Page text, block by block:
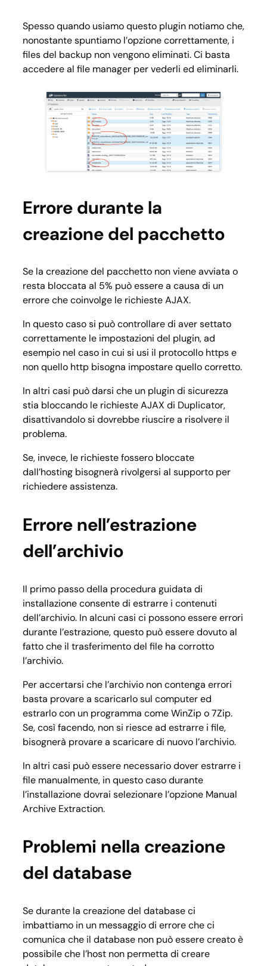
Spesso quando usiamo questo plugin notiamo che,
nonostante spuntiamo l’opzione correttamente, i
files del backup non vengono eliminati. Ci basta
accedere al file manager per vederli ed eliminarli.
Errore durante la
creazione del pacchetto
Se la creazione del pacchetto non viene avviata o
resta bloccata al 5% può essere a causa di un
errore che coinvolge le richieste AJAX.
In questo caso si può controllare di aver settato
correttamente le impostazioni del plugin, ad
esempio nel caso in cui si usi il protocollo https e
non quello http bisogna impostare quello corretto.
In altri casi può darsi che un plugin di sicurezza
stia bloccando le richieste AJAX di Duplicator,
disattivandolo si dovrebbe riuscire a risolvere il
problema.
Se, invece, le richieste fossero bloccate
dall’hosting bisognerà rivolgersi al supporto per
richiedere assistenza.
Errore nell’estrazione
dell’archivio
Il primo passo della procedura guidata di
installazione consente di estrarre i contenuti
dell’archivio. In alcuni casi ci possono essere errori
durante l’estrazione, questo può essere dovuto al
fatto che il trasferimento del file ha corrotto
l’archivio.
Per accertarsi che l’archivio non contenga errori
basta provare a scaricarlo sul computer ed
estrarlo con un programma come WinZip o 7Zip.
Se, così facendo, non si riesce ad estrarre i file,
bisognerà provare a scaricare di nuovo l’archivio.
In altri casi può essere necessario dover estrarre i
file manualmente, in questo caso durante
l’installazione dovrai selezionare l’opzione Manual
Archive Extraction.
Problemi nella creazione
del database
Se durante la creazione del database ci
imbattiamo in un messaggio di errore che ci
comunica che il database non può essere creato è
possibile che l’host non permetta di creare